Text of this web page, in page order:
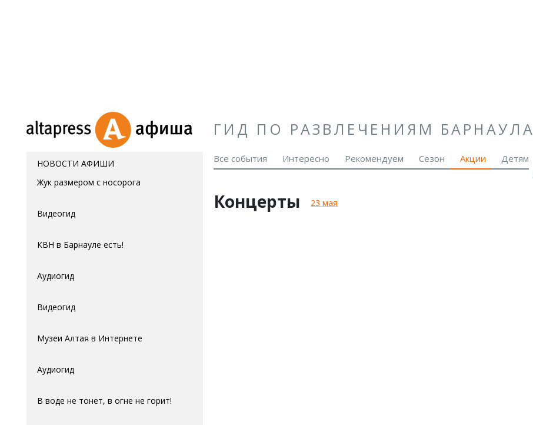
ГИД ПО РАЗВЛЕЧЕНИЯМ БАРНАУЛА
НОВОСТИ АФИШИ Все события Интересно Рекомендуем Сезон Акции
Детям
Жук размером с носорога
Видеогид
КВН в Барнауле есть!
Аудиогид
Видеогид
Музеи Алтая в Интернете
Аудиогид
В воде не тонет, в огне не горит!
Концерты 23 мая